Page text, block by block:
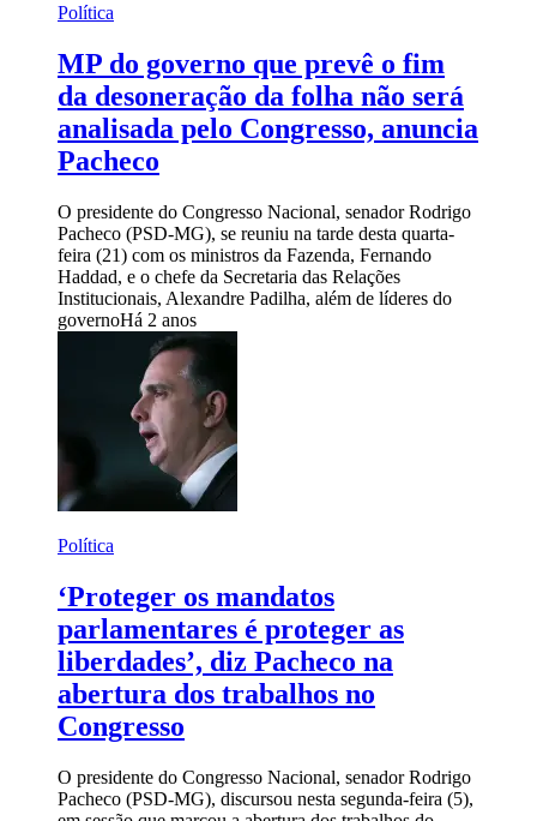
Política
MP do governo que prevê o fim
da desoneração da folha não será
analisada pelo Congresso, anuncia
Pacheco
O presidente do Congresso Nacional, senador Rodrigo
Pacheco (PSD-MG), se reuniu na tarde desta quarta-
feira (21) com os ministros da Fazenda, Fernando
Haddad, e o chefe da Secretaria das Relações
Institucionais, Alexandre Padilha, além de líderes do
governoHá 2 anos
Política
‘Proteger os mandatos
parlamentares é proteger as
liberdades’, diz Pacheco na
abertura dos trabalhos no
Congresso
O presidente do Congresso Nacional, senador Rodrigo
Pacheco (PSD-MG), discursou nesta segunda-feira (5),